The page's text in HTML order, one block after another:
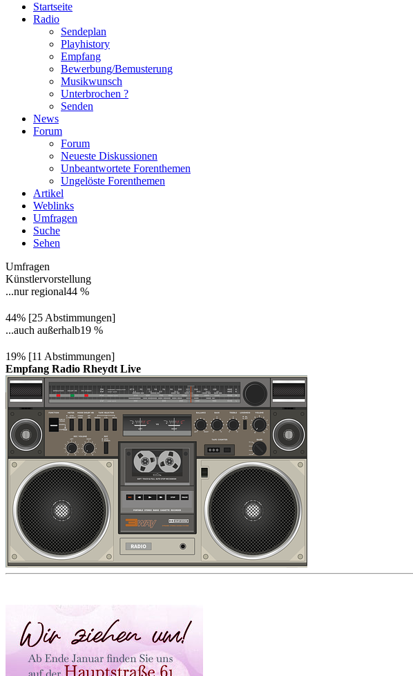
Startseite
Radio
Sendeplan
Playhistory
Empfang
Bewerbung/Bemusterung
Musikwunsch
Unterbrochen ?
Senden
News
Forum
Forum
Neueste Diskussionen
Unbeantwortete Forenthemen
Ungelöste Forenthemen
Artikel
Weblinks
Umfragen
Suche
Sehen
Umfragen
Künstlervorstellung
...nur regional44 %
44% [25 Abstimmungen]
...auch außerhalb19 %
19% [11 Abstimmungen]
Empfang Radio Rheydt Live